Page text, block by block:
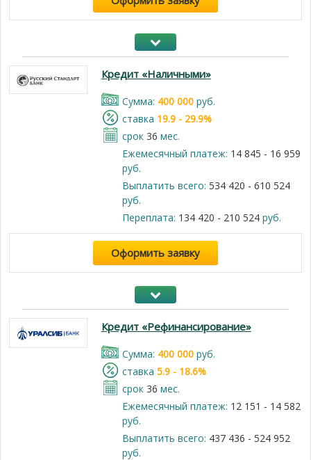
Кредит «Наличными»
Cумма: 400 000руб.
cтавка 19.9 - 29.9%
срок 36 мес.
Ежемесячный платеж: 14 845 - 16 959
руб.
Выплатить всего: 534 420 - 610 524
руб.
Переплата: 134 420 - 210 524руб.
Оформить заявку
Кредит «Рефинансирование»
Cумма: 400 000руб.
cтавка 5.9 - 18.6%
срок 36 мес.
Ежемесячный платеж: 12 151 - 14 582
руб.
Выплатить всего: 437 436 - 524 952
руб.